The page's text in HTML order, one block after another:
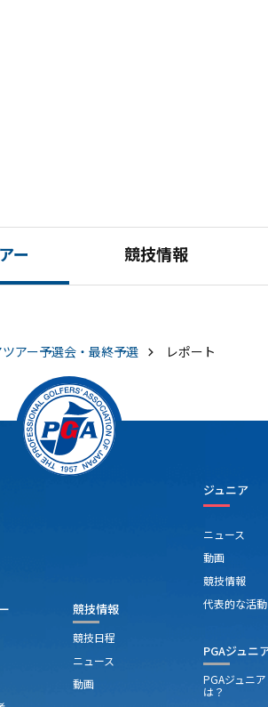
ー 競技情報
アー予選会・最終予選 レポート
競技情報
競技日程
ニュース
動画
ジュニア
ニュース
動画
競技情報
代表的な活
PGAジュニ
PGAジュニ
は？